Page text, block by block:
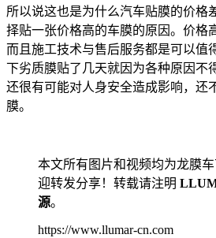
所以说这也是为什么汽车贴膜的价格
择贴一张价格高的车膜的原因。价格
而且施工技术与售后服务都是可以值
下劣质膜贴了几天就因为各种原因不
还很有可能对人身安全造成影响，还
膜。
本文所有图片和视频均为龙膜
迎转发分享！转载请注明
源。
https://www.llumar-cn.com